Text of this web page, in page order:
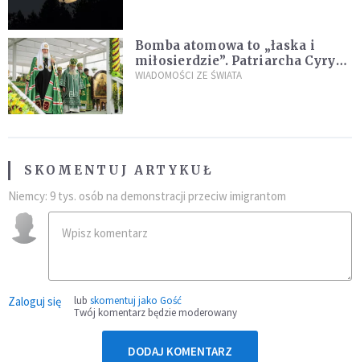
Bomba atomowa to „łaska i
miłosierdzie”. Patriarcha Cyryl
wychwala Putina
WIADOMOŚCI ZE ŚWIATA
SKOMENTUJ ARTYKUŁ
Niemcy: 9 tys. osób na demonstracji przeciw imigrantom
Zaloguj się lub skomentuj jako Gość
Twój komentarz będzie moderowany
DODAJ KOMENTARZ